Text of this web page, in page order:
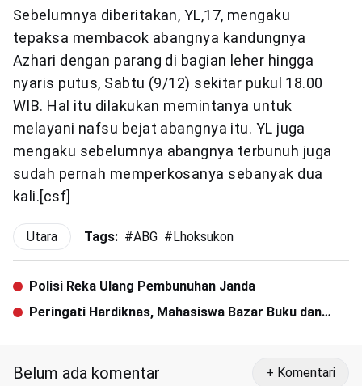
Sebelumnya diberitakan, YL,17, mengaku
tepaksa membacok abangnya kandungnya
Azhari dengan parang di bagian leher hingga
nyaris putus, Sabtu (9/12) sekitar pukul 18.00
WIB. Hal itu dilakukan memintanya untuk
melayani nafsu bejat abangnya itu. YL juga
mengaku sebelumnya abangnya terbunuh juga
sudah pernah memperkosanya sebanyak dua
kali.[csf]
Utara Tags: #ABG #Lhoksukon
Polisi Reka Ulang Pembunuhan Janda
Peringati Hardiknas, Mahasiswa Bazar Buku dan
Belum ada komentar + Komentari